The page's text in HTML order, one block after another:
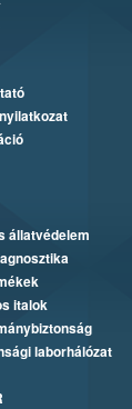
állatvédelem
italok
laborhálózat